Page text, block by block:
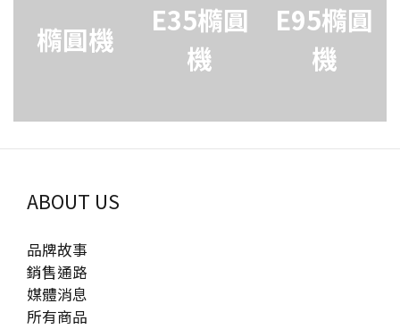
橢圓機
E35橢圓
機
E95橢圓
機
ABOUT US
品牌故事
銷售通路
媒體消息
所有商品